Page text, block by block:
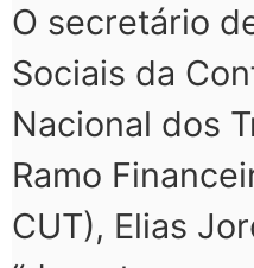
O secretário
Sociais da
Nacional dos
Ramo
CUT), Elias